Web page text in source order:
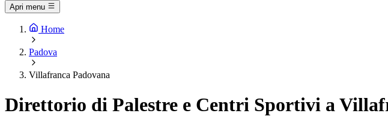
Apri menu
Home
Padova
Villafranca Padovana
Direttorio di Palestre e Centri Sportivi a